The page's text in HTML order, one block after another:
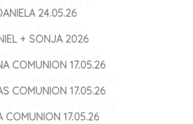
24.05.26
+ SONJA 2026
COMUNION 17.05.26
COMUNION 17.05.26
COMUNION 17.05.26